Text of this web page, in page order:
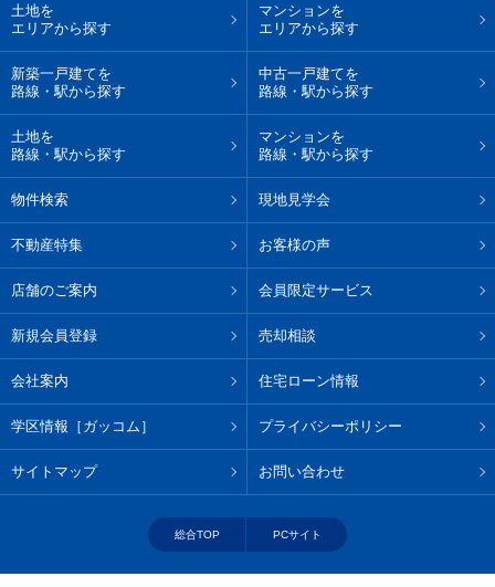
土地を
エリアから探す
マンションを
エリアから探す
新築一戸建てを
路線・駅から探す
中古一戸建てを
路線・駅から探す
土地を
路線・駅から探す
マンションを
路線・駅から探す
物件検索 現地見学会
不動産特集 お客様の声
店舗のご案内 会員限定サービス
新規会員登録 売却相談
会社案内 住宅ローン情報
学区情報［ガッコム］ プライバシーポリシー
サイトマップ お問い合わせ
総合TOP PCサイト